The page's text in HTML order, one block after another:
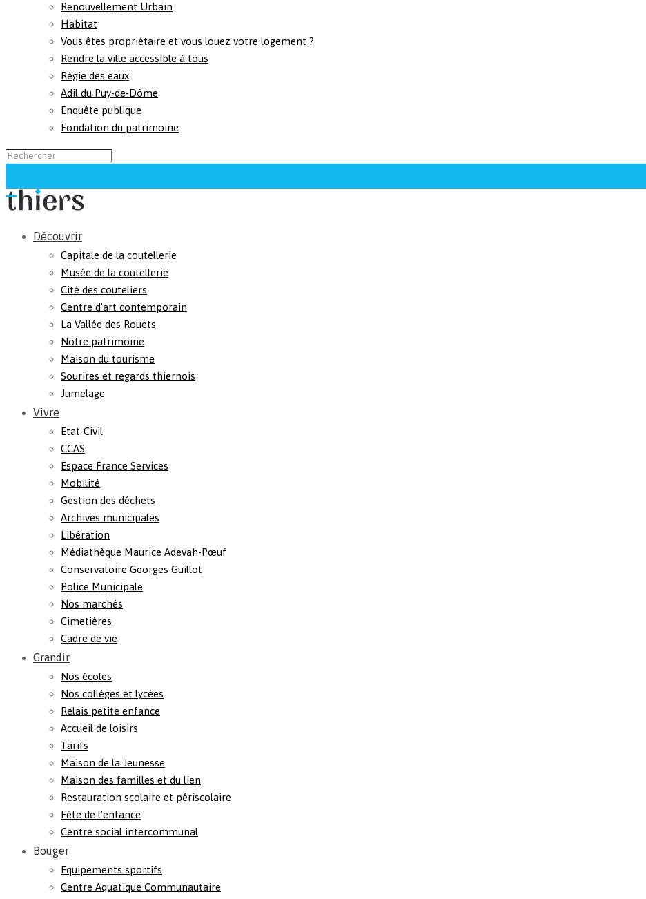
Renouvellement Urbain
Habitat
Vous êtes propriétaire et vous louez votre logement ?
Rendre la ville accessible à tous
Régie des eaux
Adil du Puy-de-Dôme
Enquête publique
Fondation du patrimoine
Découvrir
Capitale de la coutellerie
Musée de la coutellerie
Cité des couteliers
Centre d’art contemporain
La Vallée des Rouets
Notre patrimoine
Maison du tourisme
Sourires et regards thiernois
Jumelage
Vivre
Etat-Civil
CCAS
Espace France Services
Mobilité
Gestion des déchets
Archives municipales
Libération
Médiathèque Maurice Adevah-Pœuf
Conservatoire Georges Guillot
Police Municipale
Nos marchés
Cimetières
Cadre de vie
Grandir
Nos écoles
Nos collèges et lycées
Relais petite enfance
Accueil de loisirs
Tarifs
Maison de la Jeunesse
Maison des familles et du lien
Restauration scolaire et périscolaire
Fête de l’enfance
Centre social intercommunal
Bouger
Equipements sportifs
Centre Aquatique Communautaire